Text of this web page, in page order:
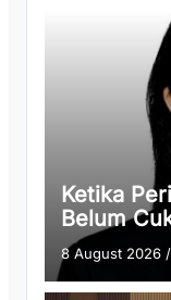
Ketika
Belum
8 August 2026 /